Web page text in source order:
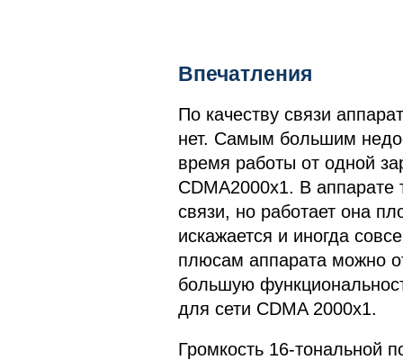
Впечатления
По качеству связи
нет. Самым большим
время работы от одной
CDMA2000x1. В аппарате
связи, но работает она
искажается и иногда
плюсам аппарата можно
большую
для сети CDMA 2000x1.
Громкость 16-тональной